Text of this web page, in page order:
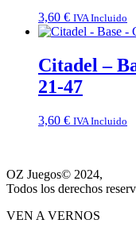
3,60 € IVA Incluido
Citadel –
21-47
3,60 € IVA Incluido
OZ Juegos© 2024,
Todos los derechos
VEN A VERNOS